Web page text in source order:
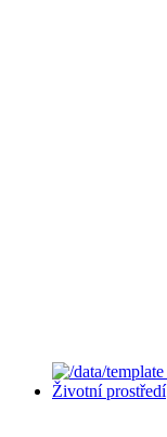
Životní prostředí